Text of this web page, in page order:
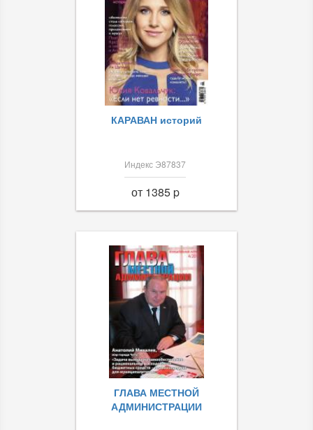
КАРАВАН историй
Индекс Э87837
от 1385 p
ГЛАВА МЕСТНОЙ
АДМИНИСТРАЦИИ